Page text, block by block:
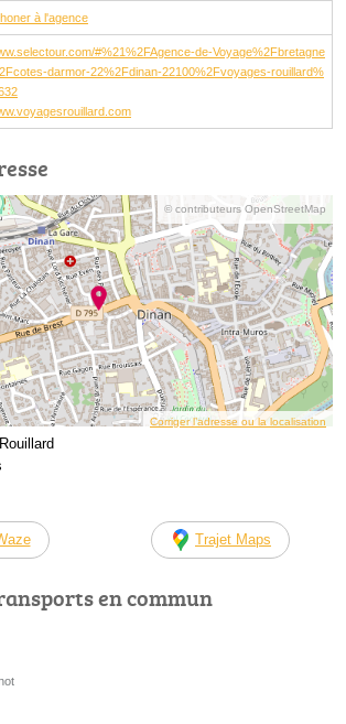
à l'agence
#%21%2FAgence-de-Voyage%2Fbretagne
darmor-22%2Fdinan-22100%2Fvoyages-rouillard%
© contributeurs OpenStreetMap
Corriger l’adresse ou la localisation
Trajet Maps
en commun